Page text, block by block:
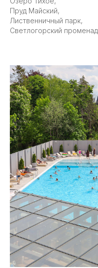
Пруд Майский,
Лиственничный парк,
Светлогорский променад